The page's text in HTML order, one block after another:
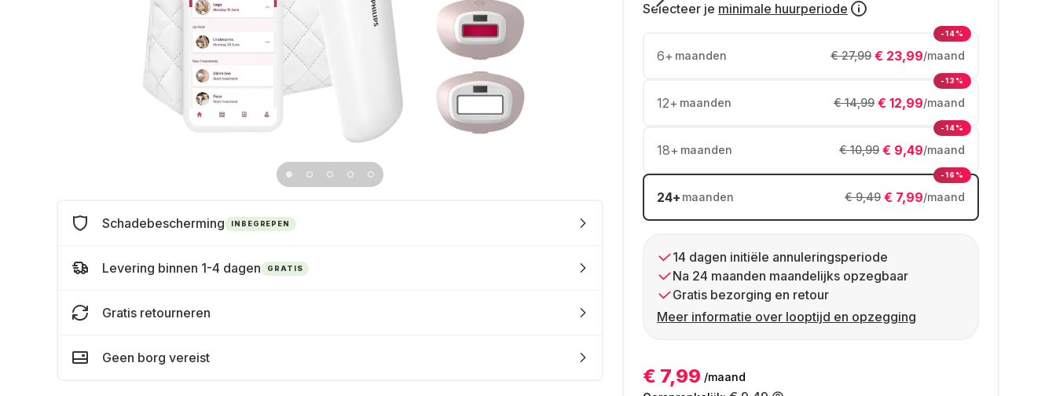
Selecteer je minimale huurperiode
6+ maanden € 23,99/maand
€ 27,99
-14%
12+ maanden € 12,99/maand
€ 14,99
-13%
18+ maanden € 9,49/maand
€ 10,99
-14%
24+ maanden € 7,99/maand
€ 9,49
-16%
14 dagen initiële annuleringsperiode
Na 24 maanden maandelijks opzegbaar
Gratis bezorging en retour
Meer informatie over looptijd en opzegging
€ 7,99 /maand
Schadebescherming INBEGREPEN
Levering binnen 1-4 dagen GRATIS
Gratis retourneren
Geen borg vereist